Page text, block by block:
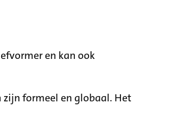
en kan ook
formeel en globaal. Het